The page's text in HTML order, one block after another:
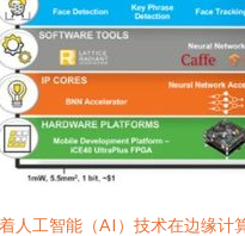
人工智能（AI）技术在边缘计